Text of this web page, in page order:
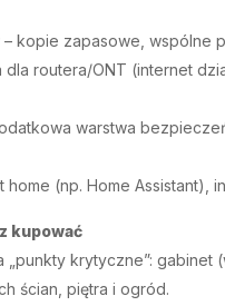
– kopie zapasowe, wspólne
dla routera/ONT (internet
warstwa
home (np. Home Assistant),
kupować
„punkty krytyczne”:
ścian, piętra i ogród.